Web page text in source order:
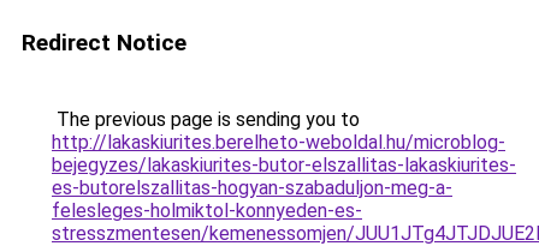
Redirect Notice
The previous page is sending you to
http://lakaskiurites.berelheto-weboldal.hu/microblog-
bejegyzes/lakaskiurites-butor-elszallitas-lakaskiurites-
es-butorelszallitas-hogyan-szabaduljon-meg-a-
felesleges-holmiktol-konnyeden-es-
stresszmentesen/kemenessomjen/